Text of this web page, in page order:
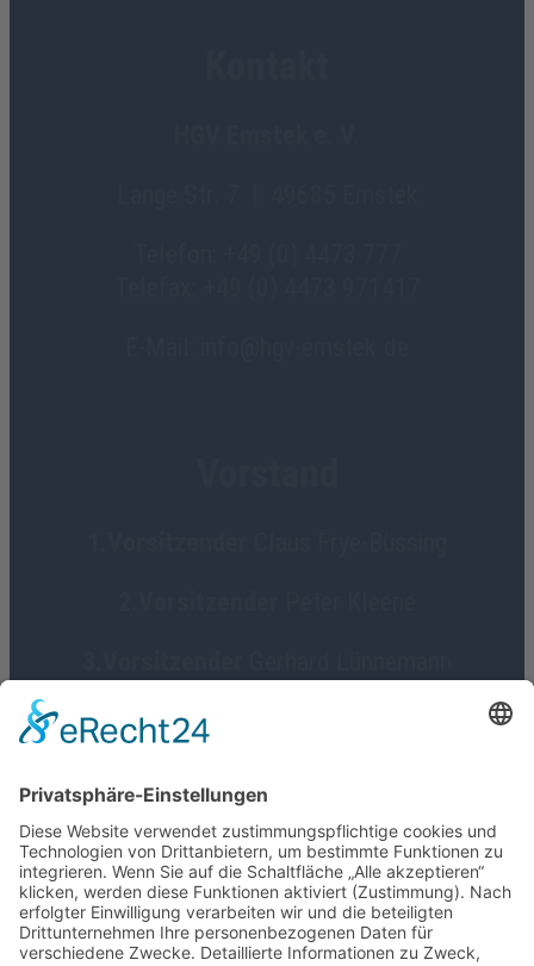
Geschäftsführerin
Social Media
HGV Emstek on Facebook